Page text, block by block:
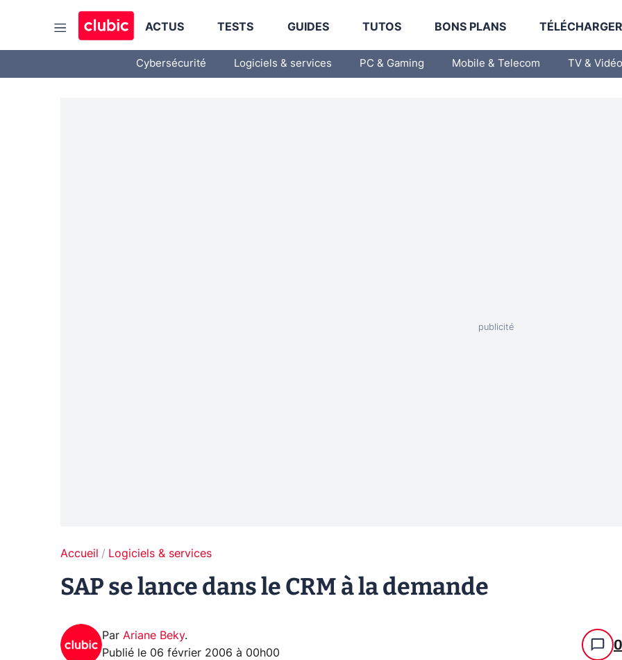
ACTUS TESTS GUIDES TUTOS BONS PLANS
Cybersécurité Logiciels & services PC & Gaming Mobile & Telecom TV & Vidéo
Accueil Logiciels & services
SAP se lance dans le CRM à la demande
Par Ariane Beky.
Publié le 06 février 2006 à 00h00 0